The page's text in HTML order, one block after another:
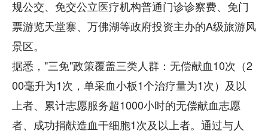
规公交、免交公立医疗机构普通门诊诊察费、免门
票游览天堂寨、万佛湖等政府投资主办的A级旅游风
景区。
据悉，"三免"政策覆盖三类人群：无偿献血10次（2
00毫升为1次，单采血小板1个治疗量为1次）及以
上者、累计志愿服务超1000小时的无偿献血志愿
者、成功捐献造血干细胞1次及以上者。通过与人